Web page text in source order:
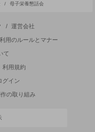
/ 母子栄養懇話会
/
運営会社
用のルールとマナー
て
利用規約
グイン
の取り組み